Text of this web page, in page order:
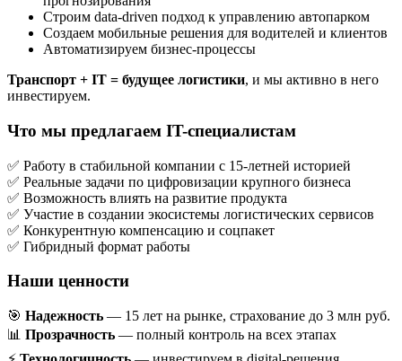
Строим data-driven подход к управлению автопарком
Создаем мобильные решения для водителей и клиентов
Автоматизируем бизнес-процессы
Транспорт + IT = будущее логистики, и мы активно в него
инвестируем.
Что мы предлагаем IT-специалистам
✅ Работу в стабильной компании с 15-летней историей
✅ Реальные задачи по цифровизации крупного бизнеса
✅ Возможность влиять на развитие продукта
✅ Участие в создании экосистемы логистических сервисов
✅ Конкурентную компенсацию и соцпакет
✅ Гибридный формат работы
Наши ценности
🎯 Надежность — 15 лет на рынке, страхование до 3 млн руб.
📊 Прозрачность — полный контроль на всех этапах